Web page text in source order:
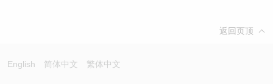
返回页顶
English 简体中文 繁体中文